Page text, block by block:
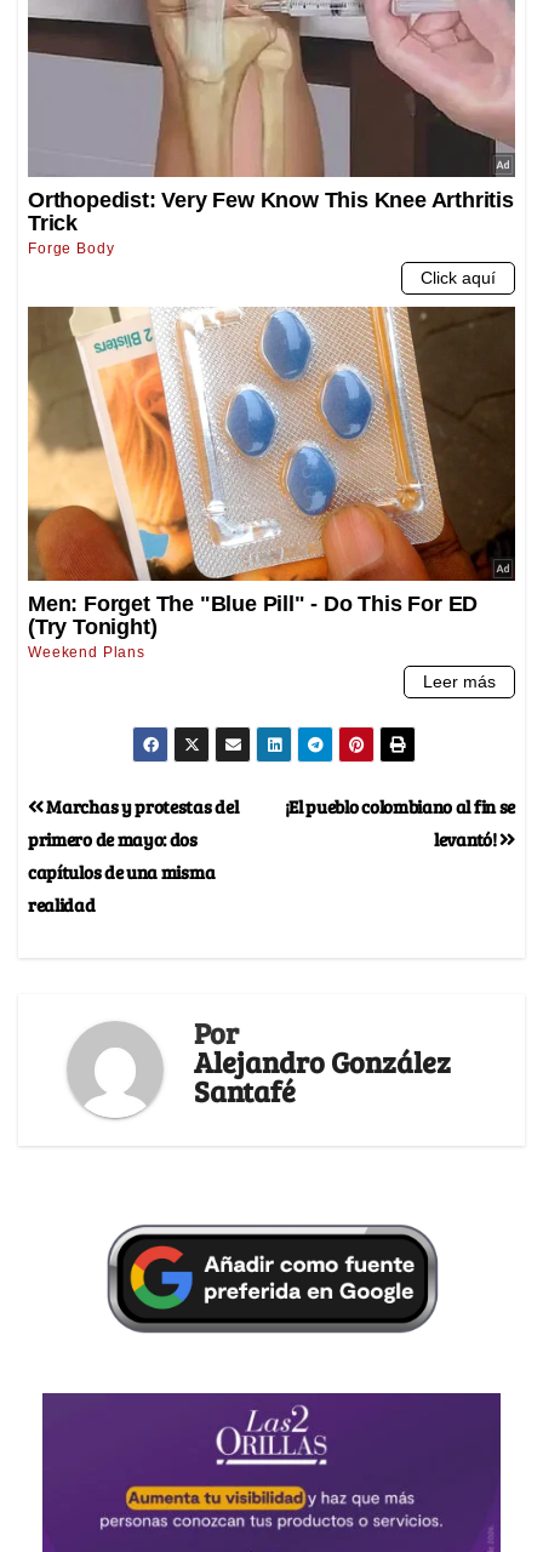
¡El pueblo colombiano al fin se
levantó!
Marchas y protestas del
primero de mayo: dos
capítulos de una misma
realidad
Por
Alejandro González
Santafé